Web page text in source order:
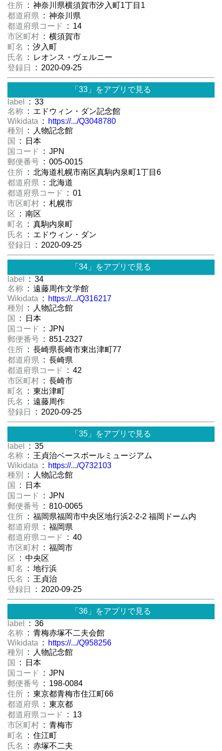
住所 : 神奈川県横須賀市汐入町1丁目1
都道府県 : 神奈川県
都道府県コード
: 14
市区町村 : 横須賀市
町名
: 汐入町
氏名
: レオンス・ヴェルニー
登録日
: 2020-09-25
「33」をアプリで見る
label
: 33
名称 : エドウィン・ダン記念館
Wikidata :
https://.../Q3048780
種別
: 人物記念館
国
: 日本
国コード
: JPN
郵便番号 : 005-0015
住所 : 北海道札幌市南区真駒内泉町1丁目6
都道府県 : 北海道
都道府県コード
: 01
市区町村 : 札幌市
区 : 南区
町名
: 真駒内泉町
氏名
: エドウィン・ダン
登録日
: 2020-09-25
「34」をアプリで見る
label
: 34
名称 : 遠藤周作文学館
Wikidata :
https://.../Q316217
種別
: 人物記念館
国
: 日本
国コード
: JPN
郵便番号 : 851-2327
住所 : 長崎県長崎市東出津町77
都道府県 : 長崎県
都道府県コード
: 42
市区町村 : 長崎市
町名
: 東出津町
氏名
: 遠藤周作
登録日
: 2020-09-25
「35」をアプリで見る
label
: 35
名称 : 王貞治ベースボールミュージアム
Wikidata :
https://.../Q732103
種別
: 人物記念館
国
: 日本
国コード
: JPN
郵便番号 : 810-0065
住所 : 福岡県福岡市中央区地行浜2-2-2 福岡ドーム内
都道府県 : 福岡県
都道府県コード
: 40
市区町村 : 福岡市
区 : 中央区
町名
: 地行浜
氏名
: 王貞治
登録日
: 2020-09-25
「36」をアプリで見る
label
: 36
名称 : 青梅赤塚不二夫会館
Wikidata :
https://.../Q958256
種別
: 人物記念館
国
: 日本
国コード
: JPN
郵便番号 : 198-0084
住所 : 東京都青梅市住江町66
都道府県 : 東京都
都道府県コード
: 13
市区町村 : 青梅市
町名
: 住江町
氏名
: 赤塚不二夫